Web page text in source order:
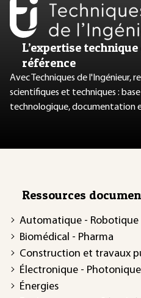
L’expertise
référence
Avec Techniques de l'Ingénieur,
scientifiques et techniques :
technologique, documentation
Ressources
Automatique - Robotique
Biomédical - Pharma
Construction et travaux
Électronique - Photonique
Énergies